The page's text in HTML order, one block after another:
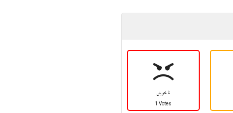
نا خوښ
1 Votes